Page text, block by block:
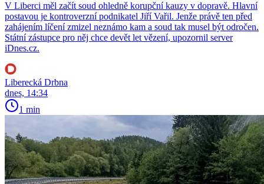
V Liberci měl začít soud ohledně korupční kauzy v dopravě. Hlavní
postavou je kontroverzní podnikatel Jiří Vařil. Jenže právě ten před
zahájením líčení zmizel neznámo kam a soud tak musel být odročen.
Státní zástupce pro něj chce devět let vězení, upozornil server
iDnes.cz.
Liberecká Drbna
dnes, 14:34
1 min